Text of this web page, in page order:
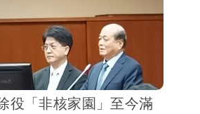
的意思，北檢調查認定，許是針
論，徐又是立委，其言論為可
，既使提到徐女婚嫁與罷免案
法認定有貶損徐的名譽及人格
嫌不足對許不起訴處分。
役「非核家園」至今滿